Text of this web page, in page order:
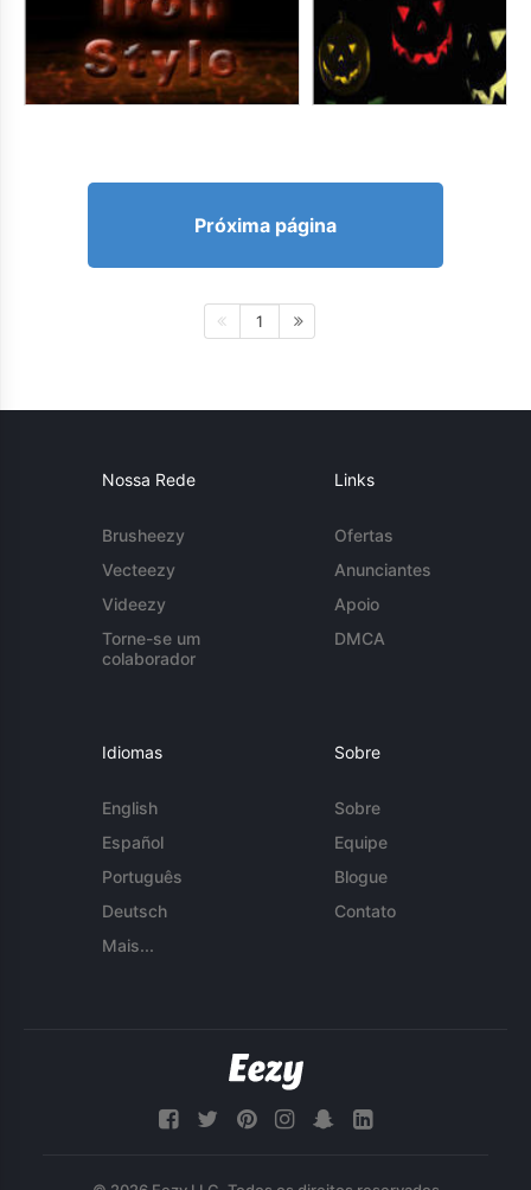
Próxima página
1
Nossa Rede
Brusheezy
Vecteezy
Videezy
Torne-se um
colaborador
Links
Ofertas
Anunciantes
Apoio
DMCA
Idiomas
English
Español
Português
Deutsch
Mais...
Sobre
Sobre
Equipe
Blogue
Contato